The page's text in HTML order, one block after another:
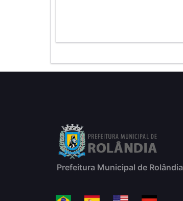
Prefeitura Municipal de Rolândia